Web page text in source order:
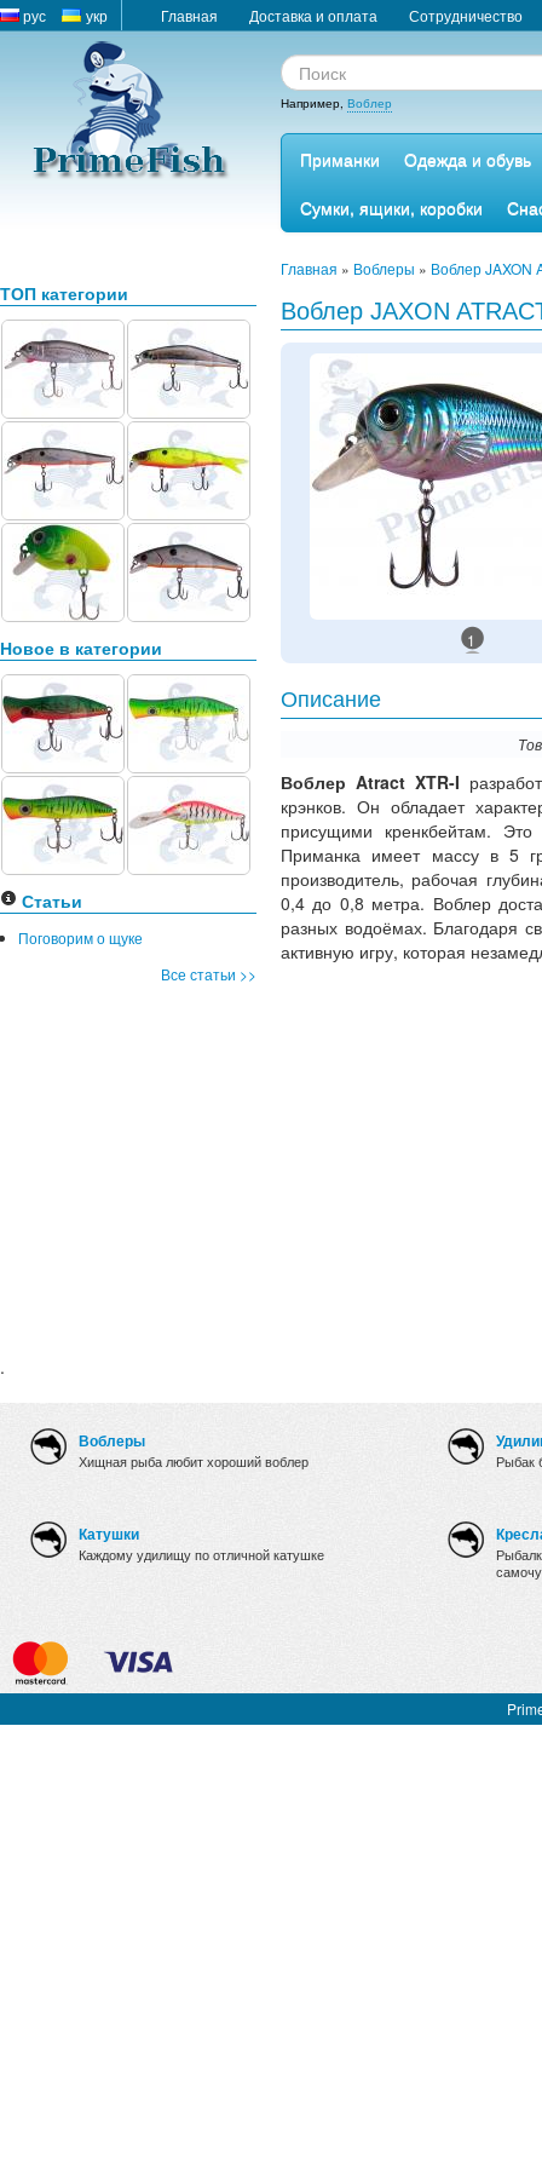
рус укр Главная Доставка и оплата Сотрудничество
Например, Воблер
Приманки
Одежда и обувь
Сумки, ящики, коробки
ТОП категории
Новое в категории
Статьи
Поговорим о щуке
Все статьи >>
.
Главная » Воблеры » Воблер JAXON
Воблер JAXON
1
Описание
Воблер Atract XTR-I
крэнков. Он обладает
присущими кренкбейтам.
Приманка имеет массу в 5
производитель, рабочая
0,4 до 0,8 метра. Воблер
разных водоёмах. Благодаря
активную игру, которая
Воблеры
Хищная рыба любит хороший воблер
Катушки
Каждому удилищу по отличной катушке
Рыбак